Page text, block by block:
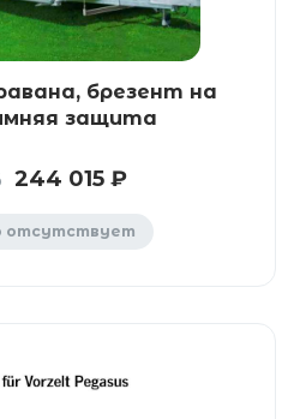
брезент на
защита
244 015 ₽
отсутствует